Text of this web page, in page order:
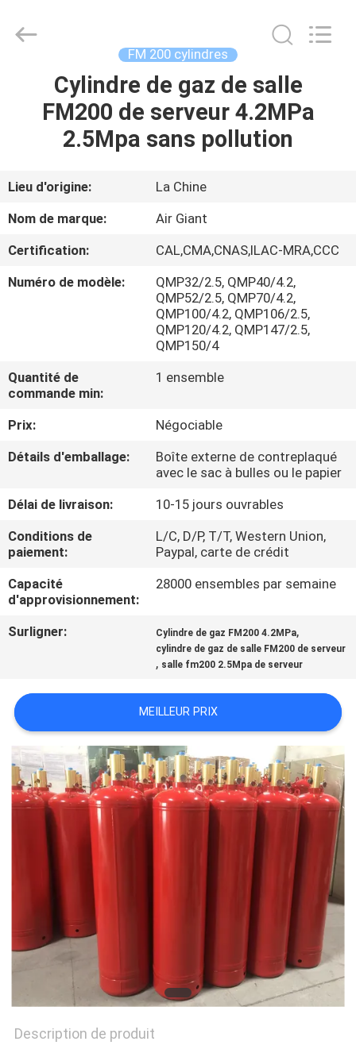
MAISON
PRODUITS
EXPOSITION
DE
VR
À
NOUS
VISITE
D'USINE
CONTRÔLE
DE
QUALITÉ
TÉLÉCHARGER
CITATION
PLAN
DU
SITE
PRIVACY
POLICY
Giant
FM 200 cylindres
Cylindre de gaz de salle
FM200 de serveur 4.2MPa
2.5Mpa sans pollution
Lieu d'origine:
La Chine
Nom de marque:
Air Giant
Certification:
CAL,CMA,CNAS,ILAC-MRA,CCC
Numéro de modèle:
QMP32/2.5, QMP40/4.2,
QMP52/2.5, QMP70/4.2,
QMP100/4.2, QMP106/2.5,
QMP120/4.2, QMP147/2.5,
QMP150/4
Quantité de
commande min:
1 ensemble
Prix:
Négociable
Détails d'emballage:
Boîte externe de contreplaqué
avec le sac à bulles ou le papier
Délai de livraison:
10-15 jours ouvrables
Conditions de
paiement:
L/C, D/P, T/T, Western Union,
Paypal, carte de crédit
Capacité
d'approvisionnement:
28000 ensembles par semaine
Surligner: Cylindre de gaz FM200 4.2MPa,
cylindre de gaz de salle FM200 de serveur
, salle fm200 2.5Mpa de serveur
MEILLEUR PRIX
Description de produit